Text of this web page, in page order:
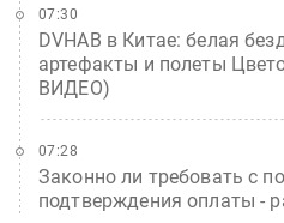
DVHAB в Китае: белая
артефакты и полеты
ВИДЕО)
07:30
Законно ли требовать с
подтверждения оплаты -
07:28